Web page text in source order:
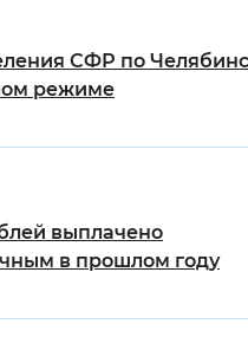
СФР по
режиме
выплачено
в прошлом году